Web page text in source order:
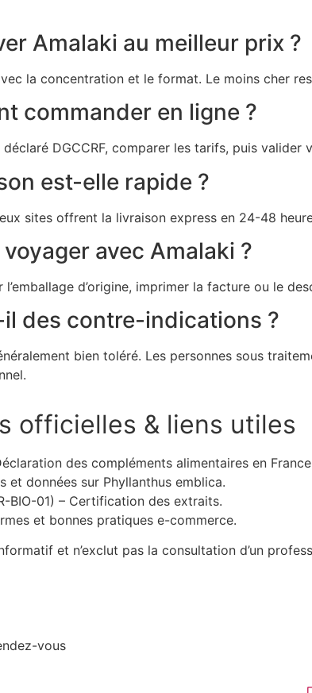
Amalaki au meilleur prix ?
la concentration et le format. Le moins cher
commander en ligne ?
DGCCRF, comparer les tarifs, puis
est-elle rapide ?
sites offrent la livraison express en 24-48
avec Amalaki ?
l’emballage d’origine, imprimer la facture ou le
des contre-indications ?
bien toléré. Les personnes sous
officielles & liens utiles
des compléments alimentaires en
et données sur Phyllanthus emblica.
BIO-01) – Certification des extraits.
et bonnes pratiques e-commerce.
et n’exclut pas la consultation d’un
vous